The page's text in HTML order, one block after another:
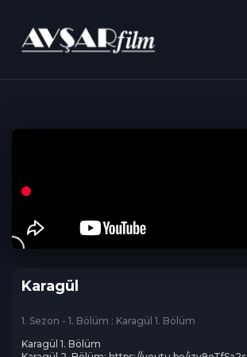
ANA SAYFA
Karagül
1. Sezon - 1. Bölüm : Karagül 1. Bölüm
Karagül 1. Bölüm